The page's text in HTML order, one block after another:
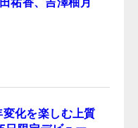
化を楽しむ上質